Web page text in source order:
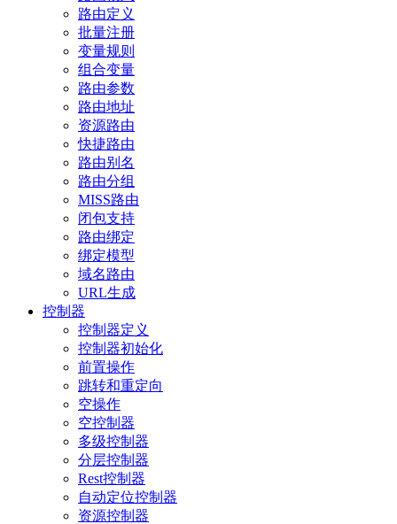
路由定义
批量注册
变量规则
组合变量
路由参数
路由地址
资源路由
快捷路由
路由别名
路由分组
MISS路由
闭包支持
路由绑定
绑定模型
域名路由
URL生成
控制器
控制器定义
控制器初始化
前置操作
跳转和重定向
空操作
空控制器
多级控制器
分层控制器
Rest控制器
自动定位控制器
资源控制器